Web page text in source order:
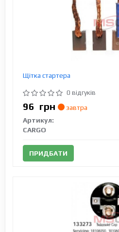
Щітка стартера
0 відгуків
96 грн
завтра
Артикул:
CARGO
ПРИДБАТИ